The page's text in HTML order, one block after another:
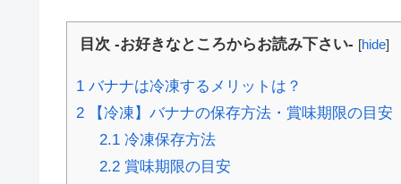
目次 -お好きなところからお読み下さい- [hide]
1 バナナは冷凍するメリットは？
2 【冷凍】バナナの保存方法・賞味期限の目安
2.1冷凍保存方法
2.2賞味期限の目安